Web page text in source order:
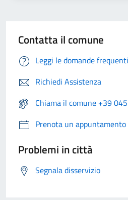
Contatta il comune
Leggi le domande frequenti
Richiedi Assistenza
Chiama il comune +39
Prenota un appuntamento
Problemi in città
Segnala disservizio